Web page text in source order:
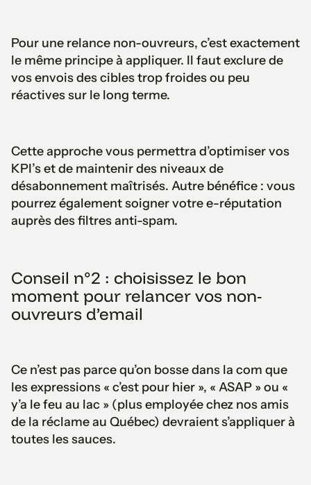
Pour une relance non-ouvreurs, c’est exactement
le même principe à appliquer. Il faut exclure de
vos envois des cibles trop froides ou peu
réactives sur le long terme.
Cette approche vous permettra d’optimiser vos
KPI’s et de maintenir des niveaux de
désabonnement maîtrisés. Autre bénéfice : vous
pourrez également soigner votre e-réputation
auprès des filtres anti-spam.
Conseil n°2 : choisissez le bon
moment pour relancer vos non-
ouvreurs d’email
Ce n’est pas parce qu’on bosse dans la com que
les expressions « c’est pour hier », « ASAP » ou «
y’a le feu au lac » (plus employée chez nos amis
de la réclame au Québec) devraient s’appliquer à
toutes les sauces.